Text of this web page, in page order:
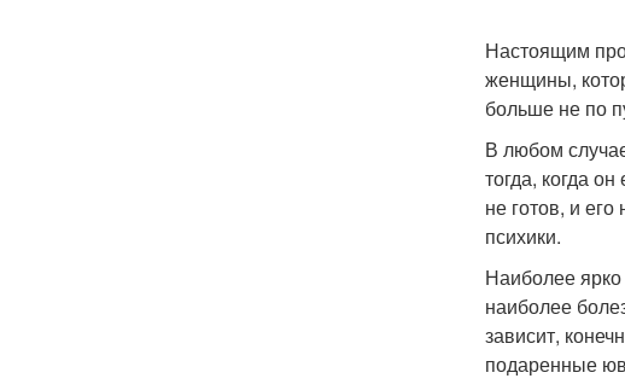
Настоящим
женщины,
больше не по
В любом
тогда, когда
не готов, и
психики.
Наиболее
наиболее
зависит,
подаренные